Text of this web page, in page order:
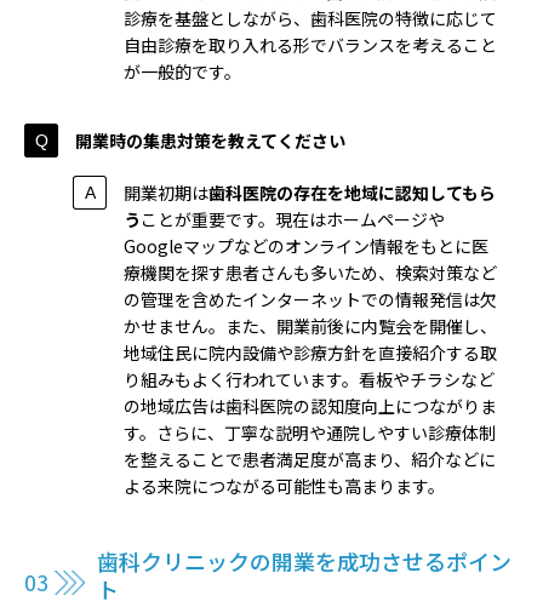
診療を基盤としながら、歯科医院の特徴に応じて
自由診療を取り入れる形でバランスを考えること
が一般的です。
開業時の集患対策を教えてください
開業初期は歯科医院の存在を地域に認知してもら
う ことが重要です。現在はホームページや
Googleマップなどのオンライン情報をもとに医
療機関を探す患者さんも多いため、検索対策など
の管理を含めたインターネットでの情報発信は欠
かせません。また、開業前後に内覧会を開催し、
地域住民に院内設備や診療方針を直接紹介する取
り組みもよく行われています。看板やチラシなど
の地域広告は歯科医院の認知度向上につながりま
す。さらに、丁寧な説明や通院しやすい診療体制
を整えることで患者満足度が高まり、紹介などに
よる来院につながる可能性も高まります。
歯科クリニックの開業を成功させるポイン
ト